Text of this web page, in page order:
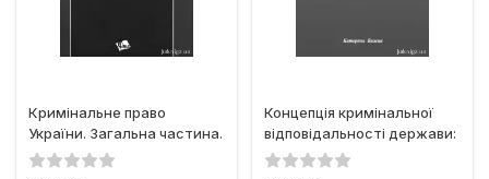
Кримінальне право
України. Загальна частина.
Збірник задач, практикум
Концепція кримінальної
відповідальності держави:
можливість реалізації в...